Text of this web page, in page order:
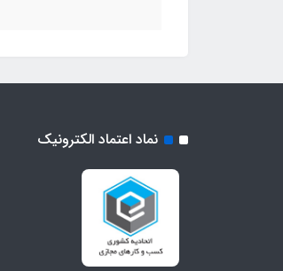
نماد اعتماد الکترونیک